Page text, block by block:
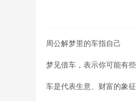
周公解梦里的车指自己
梦见借车，表示你可能有
车是代表生意、财富的象